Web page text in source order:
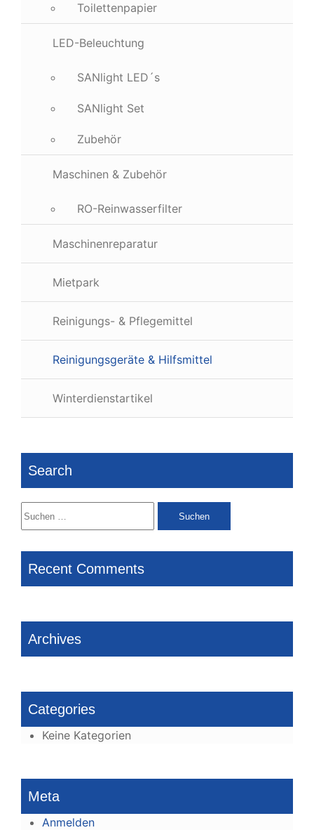
Toilettenpapier
LED-Beleuchtung
SANlight LED´s
SANlight Set
Zubehör
Maschinen & Zubehör
RO-Reinwasserfilter
Maschinenreparatur
Mietpark
Reinigungs- & Pflegemittel
Reinigungsgeräte & Hilfsmittel
Winterdienstartikel
Search
Suchen
nach:
Recent Comments
Archives
Categories
Keine Kategorien
Meta
Anmelden